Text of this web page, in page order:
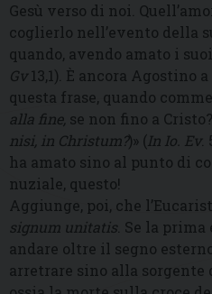
Gesù verso di noi.
coglierlo nell’evento della
quando, avendo amato i
Gv13,1). È ancora Agostino
questa frase, quando
alla fine, se non fino a
nisi, in Christum?)» (In Io. Ev.
ha amato sino al punto di
nuziale, questo!
Aggiunge, poi, che
signum unitatis . Se la
andare oltre il segno
arretrare sino alla sorgente